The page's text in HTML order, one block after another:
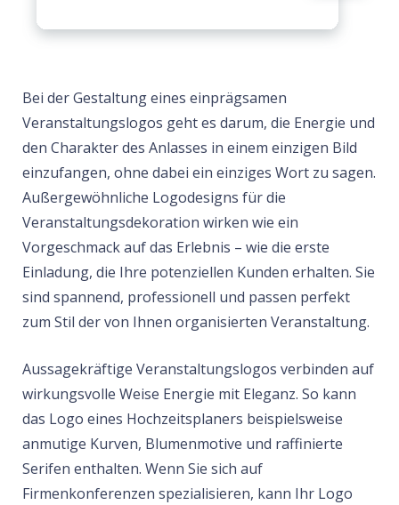
Bei der Gestaltung eines einprägsamen
Veranstaltungslogos geht es darum, die Energie und
den Charakter des Anlasses in einem einzigen Bild
einzufangen, ohne dabei ein einziges Wort zu sagen.
Außergewöhnliche Logodesigns für die
Veranstaltungsdekoration wirken wie ein
Vorgeschmack auf das Erlebnis – wie die erste
Einladung, die Ihre potenziellen Kunden erhalten. Sie
sind spannend, professionell und passen perfekt
zum Stil der von Ihnen organisierten Veranstaltung.
Aussagekräftige Veranstaltungslogos verbinden auf
wirkungsvolle Weise Energie mit Eleganz. So kann
das Logo eines Hochzeitsplaners beispielsweise
anmutige Kurven, Blumenmotive und raffinierte
Serifen enthalten. Wenn Sie sich auf
Firmenkonferenzen spezialisieren, kann Ihr Logo